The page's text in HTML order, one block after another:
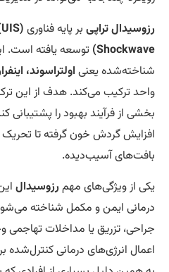
تراپیبر پایه فناوری
توسعه یافته است. این
یعنیاولتراسوند،
ترکیب می‌کند. هدف از این ترکیب
از فرآیند بهبود را پشتیبانی
گردش خون گرفته تا تحریک
آسیب‌دیده.
از ویژگی‌های مهم رزوسیدالاین
ایمن و مکمل شناخته می‌شود.
تزریق یا مداخلات تهاجمی وجود
انرژی‌های درمانی کنترل‌شده بر